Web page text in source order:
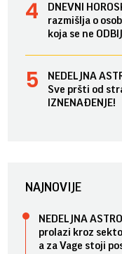
DNEVNI
razmišlja o
koja se ne
NEDELJNA
Sve pršti od
IZNENAĐENJE!
NAJNOVIJE
NEDELJNA
prolazi kroz
a za Vage stoji